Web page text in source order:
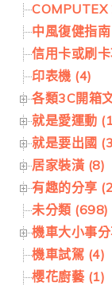
中風復健指
信用卡或刷
印表機 (4)
各類3C開箱
就是愛運動
就是要出國
居家裝潢 (8)
有趣的分享
未分類 (698)
機車大小事
機車試駕 (4)
櫻花廚藝 (1)